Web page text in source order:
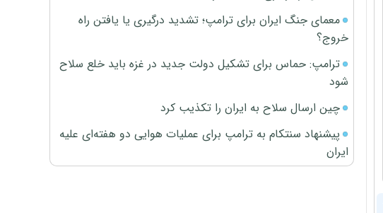
معمای جنگ ایران برای ترامپ؛ تشدید درگیری یا یافتن راه
خروج؟
ترامپ: حماس برای تشکیل دولت جدید در غزه باید خلع سلاح
شود
چین ارسال سلاح به ایران را تکذیب کرد
پیشنهاد سنتکام به ترامپ برای عملیات هوایی دو هفته‌ای علیه
ایران